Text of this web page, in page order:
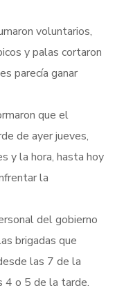
voluntarios,
y palas cortaron
parecía ganar
que el
de ayer jueves,
y la hora, hasta hoy
la
del gobierno
brigadas que
las 7 de la
4 o 5 de la tarde.